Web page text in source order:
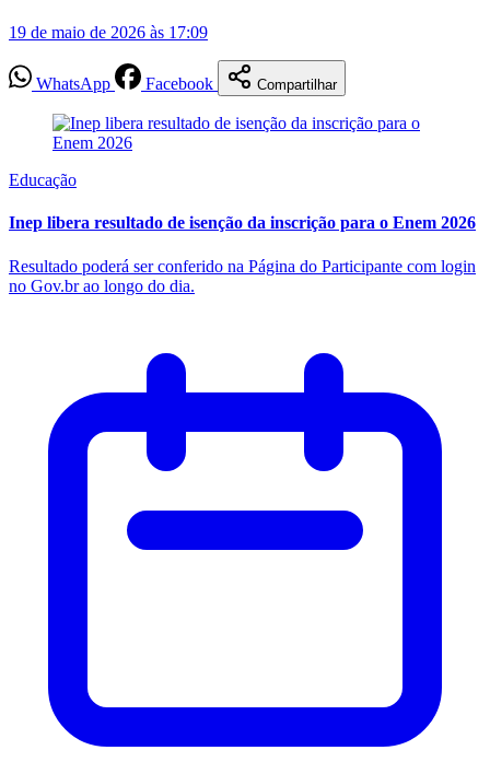
19 de maio de 2026 às 17:09
WhatsApp Facebook Compartilhar
Educação
Inep libera resultado de isenção da inscrição para o Enem 2026
Resultado poderá ser conferido na Página do Participante com login
no Gov.br ao longo do dia.